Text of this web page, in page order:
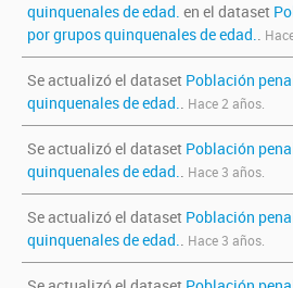
quinquenales de edad. en el dataset
por grupos quinquenales de edad..
Se actualizó el dataset Población
quinquenales de edad.. Hace 2 años.
Se actualizó el dataset Población
quinquenales de edad.. Hace 3 años.
Se actualizó el dataset Población
quinquenales de edad.. Hace 3 años.